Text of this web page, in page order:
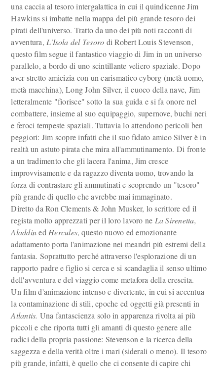
una caccia al tesoro intergalattica in cui il quindicenne Jim
Hawkins si imbatte nella mappa del più grande tesoro dei
pirati dell'universo. Tratto da uno dei più noti racconti di
avventura, L'Isola del Tesoro di Robert Louis Stevenson,
questo film segue il fantastico viaggio di Jim in un universo
parallelo, a bordo di uno scintillante veliero spaziale. Dopo
aver stretto amicizia con un carismatico cyborg (metà uomo,
metà macchina), Long John Silver, il cuoco della nave, Jim
letteralmente "fiorisce" sotto la sua guida e si fa onore nel
combattere, insieme al suo equipaggio, supernove, buchi neri
e feroci tempeste spaziali. Tuttavia lo attendono pericoli ben
peggiori: Jim scopre infatti che il suo fidato amico Silver è in
realtà un astuto pirata che mira all'ammutinamento. Di fronte
a un tradimento che gli lacera l'anima, Jim cresce
improvvisamente e da ragazzo diventa uomo, trovando la
forza di contrastare gli ammutinati e scoprendo un "tesoro"
più grande di quello che avrebbe mai immaginato.
Diretto da Ron Clements & John Musker, lo scrittore ed il
regista molto apprezzati per il loro lavoro ne La Sirenetta,
Aladdined Hercules, questo nuovo ed emozionante
adattamento porta l'animazione nei meandri più estremi della
fantasia. Soprattutto perché attraverso l'esplorazione di un
rapporto padre e figlio si cerca e si scandaglia il senso ultimo
dell'avventura e del viaggio come metafora della crescita.
Un film d'animazione intenso e divertente, in cui si accentua
la contaminazione di stili, epoche ed oggetti già presenti in
Atlantis. Una fantascienza solo in apparenza rivolta ai più
piccoli e che riporta tutti gli amanti di questo genere alle
radici della propria passione: Stevenson e la ricerca della
saggezza e della verità oltre i mari (siderali o meno). Il tesoro
più grande, infatti, è quello che ci consente di capire chi